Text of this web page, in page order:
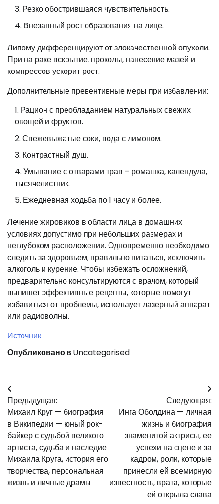
Резко обострившаяся чувствительность.
Внезапный рост образования на лице.
Липому дифференцируют от злокачественной опухоли.
При на раке вскрытие, проколы, нанесение мазей и
компрессов ускорит рост.
Дополнительные превентивные меры при избавлении:
Рацион с преобладанием натуральных свежих
овощей и фруктов.
Свежевыжатые соки, вода с лимоном.
Контрастный душ.
Умывание с отварами трав – ромашка, календула,
тысячелистник.
Ежедневная ходьба по 1 часу и более.
Лечение жировиков в области лица в домашних
условиях допустимо при небольших размерах и
неглубоком расположении. Одновременно необходимо
следить за здоровьем, правильно питаться, исключить
алкоголь и курение. Чтобы избежать осложнений,
предварительно консультируются с врачом, который
выпишет эффективные рецепты, которые помогут
избавиться от проблемы, использует лазерный аппарат
или радиоволны.
Источник
Опубликовано вUncategorised
Навигация
по
записям
Предыдущая:
Михаил Круг — биография
в Википедии — юный рок-
байкер с судьбой великого
артиста, судьба и наследие
Михаила Круга, история его
творчества, персональная
жизнь и личные драмы
Следующая:
Инга Оболдина — личная
жизнь и биография
знаменитой актрисы, ее
успехи на сцене и за
кадром, роли, которые
принесли ей всемирную
известность, врата, которые
ей открыла слава